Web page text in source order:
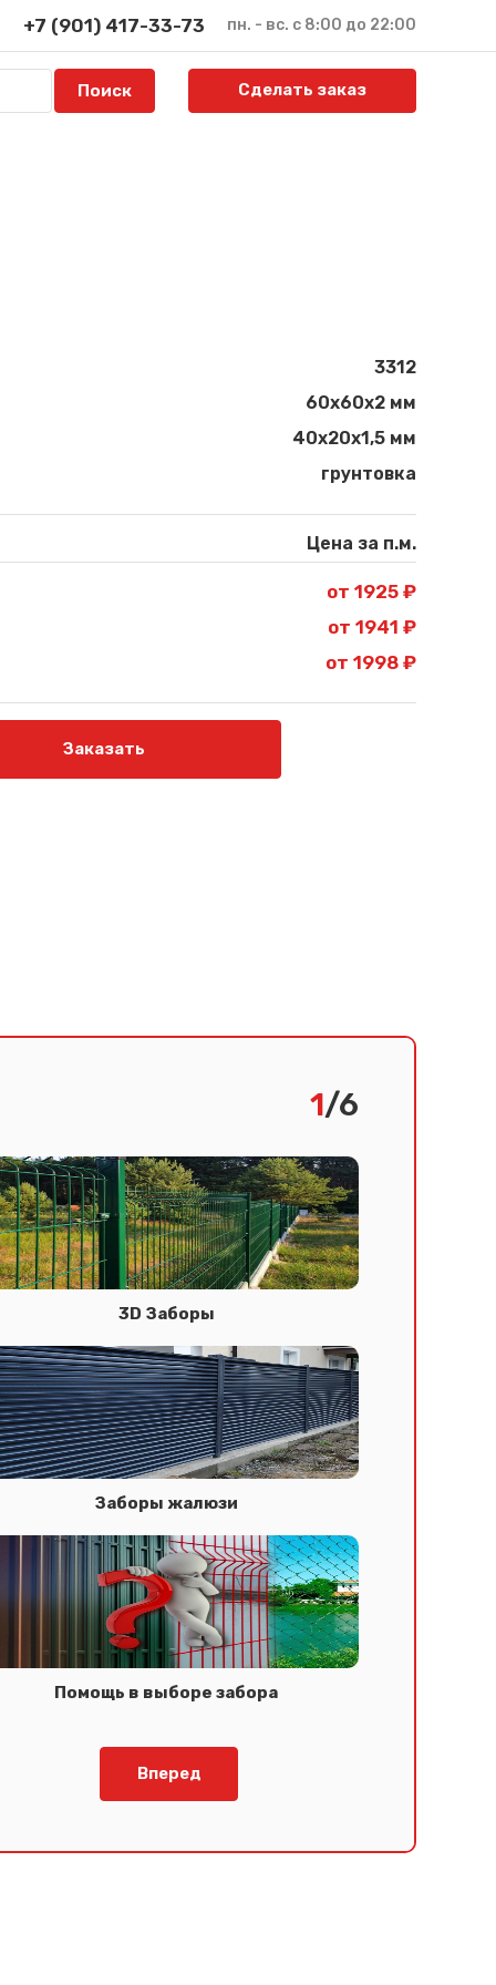
+7 (901) 417-33-73 пн. - вс. с 8:00 до 22:00
Сделать заказ
3312
60х60х2 мм
40х20х1,5 мм
грунтовка
Цена за п.м.
от 1925 ₽
от 1941 ₽
от 1998 ₽
Заказать
1/6
3D Заборы
Заборы жалюзи
Помощь в выборе забора
Вперед